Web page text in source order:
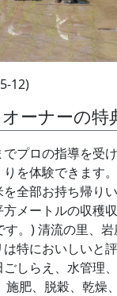
12)
ーナーの特
プロの指導を受
を体験できます。
全部お持ち帰り
メートルの収穫
す。) 清流の里、
特においしいと評
ごしらえ、水管理
施肥、脱穀、乾燥